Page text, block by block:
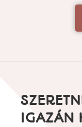
IGAZÁN